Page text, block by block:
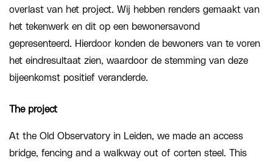
overlast van het project. Wij hebben renders gemaakt van
het tekenwerk en dit op een bewonersavond
gepresenteerd. Hierdoor konden de bewoners van te voren
het eindresultaat zien, waardoor de stemming van deze
bijeenkomst positief veranderde.
The project
At the Old Observatory in Leiden, we made an access
bridge, fencing and a walkway out of corten steel. This